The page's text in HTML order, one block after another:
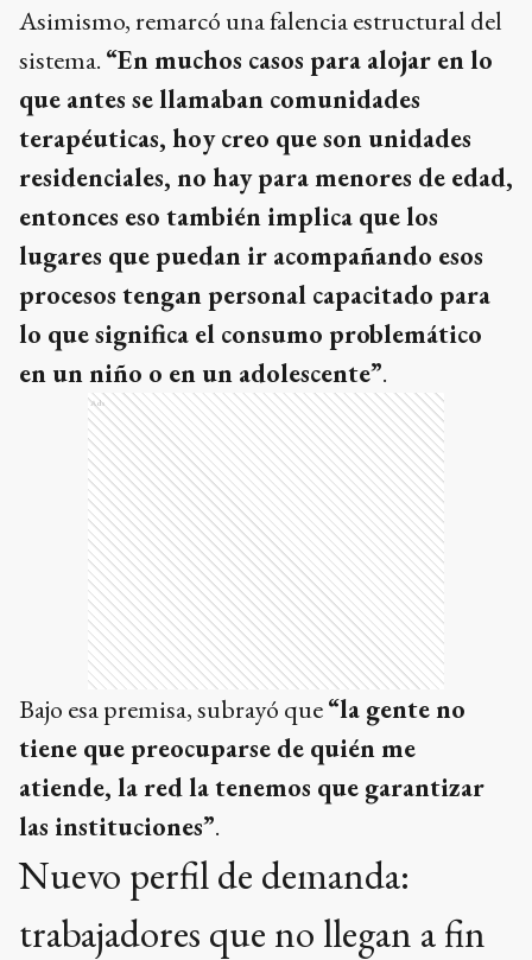
Asimismo, remarcó una falencia estructural del
sistema. “En muchos casos para alojar en lo
que antes se llamaban comunidades
terapéuticas, hoy creo que son unidades
residenciales, no hay para menores de edad,
entonces eso también implica que los
lugares que puedan ir acompañando esos
procesos tengan personal capacitado para
lo que significa el consumo problemático
en un niño o en un adolescente”.
Ads
Bajo esa premisa, subrayó que“la gente no
tiene que preocuparse de quién me
atiende, la red la tenemos que garantizar
las instituciones”.
Nuevo perfil de demanda:
trabajadores que no llegan a fin